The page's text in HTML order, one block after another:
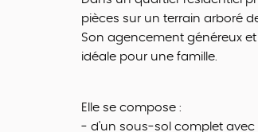
pièces sur un terrain arboré
Son agencement généreux
idéale pour une famille.
Elle se compose :
- d'un sous-sol complet avec